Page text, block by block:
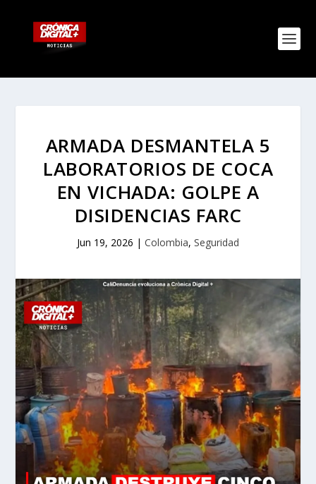
ARMADA DESMANTELA 5
LABORATORIOS DE COCA
EN VICHADA: GOLPE A
DISIDENCIAS FARC
Jun 19, 2026 | Colombia, Seguridad